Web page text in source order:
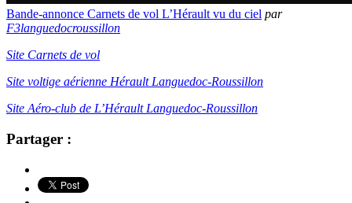
Bande-annonce Carnets de vol L’Hérault vu du ciel par
F3languedocroussillon
Site Carnets de vol
Site voltige aérienne Hérault Languedoc-Roussillon
Site Aéro-club de L’Hérault Languedoc-Roussillon
Partager :